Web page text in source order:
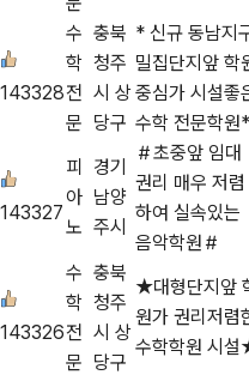
143328
수
학
전
문
충북
청주
시 상
당구
* 신규 동남지
밀집단지앞 학
중심가 시설좋
수학 전문학원*
143327
피
아
노
경기
남양
주시
＃초중앞 임대
권리 매우 저렴
하여 실속있는
음악학원＃
143326
수
학
전
문
충북
청주
시 상
당구
★대형단지앞
원가 권리저렴
수학학원 시